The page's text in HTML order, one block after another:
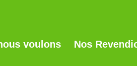
voulons Nos